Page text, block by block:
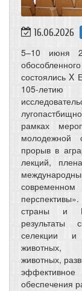
16.06.2026
5–10 июня
состоялись X
105-
рамках
молодежной
прорыв в
лекций,
страны и
результаты
селекции и
животных,
животных,
обеспечения